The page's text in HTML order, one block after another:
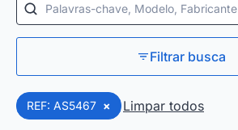
Palavras-chave, Modelo, Fabricante
Filtrar busca
REF: AS5467 × Limpar todos